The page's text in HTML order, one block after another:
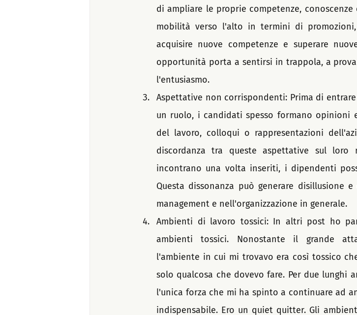
di ampliare le proprie competenze,
mobilità verso l'alto in termini di
acquisire nuove competenze e superare
opportunità porta a sentirsi in trappola, a
l'entusiasmo.
Aspettative non corrispondenti: Prima di
un ruolo, i candidati spesso formano opinioni
del lavoro, colloqui o rappresentazioni
discordanza tra queste aspettative sul
incontrano una volta inseriti, i dipendenti
Questa dissonanza può generare disillusione
management e nell'organizzazione in generale.
Ambienti di lavoro tossici: In altri post ho
ambienti tossici. Nonostante il grande
l'ambiente in cui mi trovavo era così tossico
solo qualcosa che dovevo fare. Per due lunghi
l'unica forza che mi ha spinto a continuare ad
indispensabile. Ero un quiet quitter. Gli